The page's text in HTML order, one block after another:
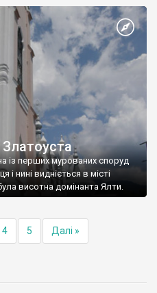
із перших мурованих споруд
нині видніється в місті
висотна домінанта Ялти.
4 5 Далі »